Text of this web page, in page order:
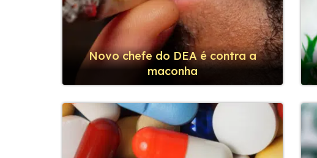
Novo chefe do DEA é contra a
maconha